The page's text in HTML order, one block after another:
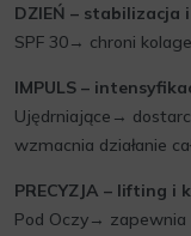
DZIEŃ – stabilizacja
SPF 30→ chroni
IMPULS –
Ujędrniające→
wzmacnia działanie
PRECYZJA – lifting i
Pod Oczy→